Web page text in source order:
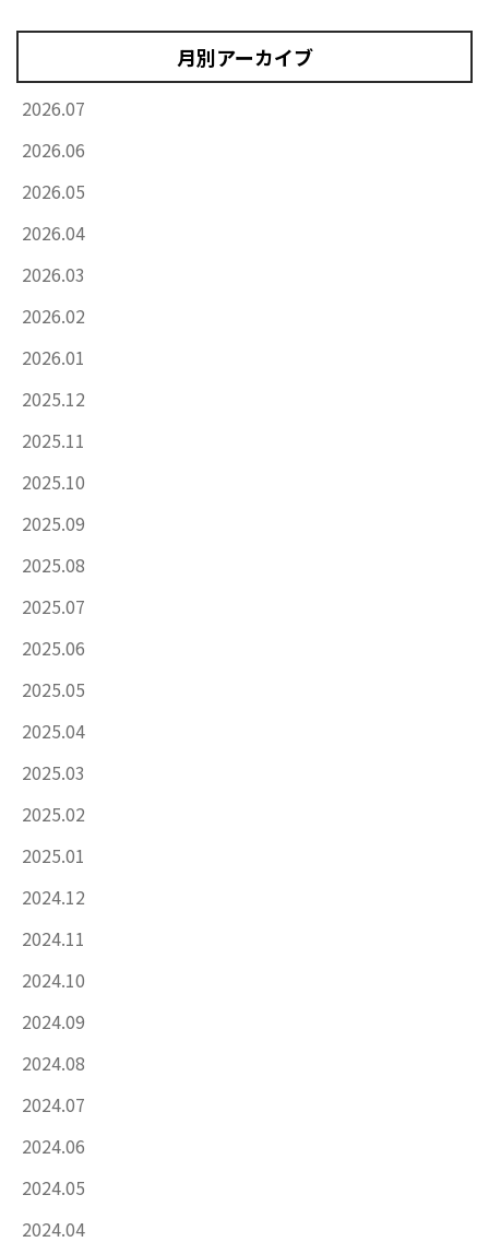
月別アーカイブ
2026.07
2026.06
2026.05
2026.04
2026.03
2026.02
2026.01
2025.12
2025.11
2025.10
2025.09
2025.08
2025.07
2025.06
2025.05
2025.04
2025.03
2025.02
2025.01
2024.12
2024.11
2024.10
2024.09
2024.08
2024.07
2024.06
2024.05
2024.04